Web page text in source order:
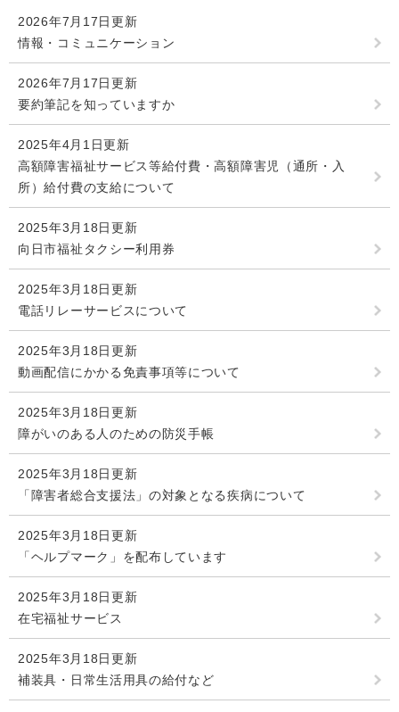
2026年7月17日更新
情報・コミュニケーション
2026年7月17日更新
要約筆記を知っていますか
2025年4月1日更新
高額障害福祉サービス等給付費・高額障害児（通所・入
所）給付費の支給について
2025年3月18日更新
向日市福祉タクシー利用券
2025年3月18日更新
電話リレーサービスについて
2025年3月18日更新
動画配信にかかる免責事項等について
2025年3月18日更新
障がいのある人のための防災手帳
2025年3月18日更新
「障害者総合支援法」の対象となる疾病について
2025年3月18日更新
「ヘルプマーク」を配布しています
2025年3月18日更新
在宅福祉サービス
2025年3月18日更新
補装具・日常生活用具の給付など